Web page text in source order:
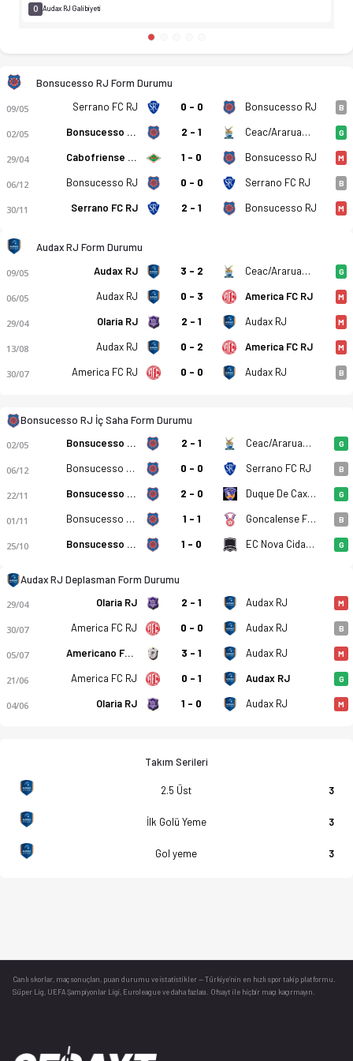
Bonsucesso RJ - Audax Rio RJ 0-1 bitti. Gol anları, kadro,
0 Audax RJ Galibiyeti
Bonsucesso RJ Form Durumu
09/05 Serrano FC RJ 0 - 0 Bonsucesso RJ B
02/05 Bonsucesso RJ 2 - 1 Ceac/Araruama FC RJ G
29/04 Cabofriense RJ 1 - 0 Bonsucesso RJ M
06/12 Bonsucesso RJ 0 - 0 Serrano FC RJ B
30/11 Serrano FC RJ 2 - 1 Bonsucesso RJ M
Audax RJ Form Durumu
09/05 Audax RJ 3 - 2 Ceac/Araruama FC RJ G
06/05 Audax RJ 0 - 3 America FC RJ M
29/04 Olaria RJ 2 - 1 Audax RJ M
13/08 Audax RJ 0 - 2 America FC RJ M
30/07 America FC RJ 0 - 0 Audax RJ B
Bonsucesso RJ İç Saha Form Durumu
02/05 Bonsucesso RJ 2 - 1 Ceac/Araruama FC RJ G
06/12 Bonsucesso RJ 0 - 0 Serrano FC RJ B
22/11 Bonsucesso RJ 2 - 0 Duque De Caxias G
01/11 Bonsucesso RJ 1 - 1 Goncalense FC RJ B
25/10 Bonsucesso RJ 1 - 0 EC Nova Cidade RJ G
Audax RJ Deplasman Form Durumu
29/04 Olaria RJ 2 - 1 Audax RJ M
30/07 America FC RJ 0 - 0 Audax RJ B
05/07 Americano FC RJ 3 - 1 Audax RJ M
21/06 America FC RJ 0 - 1 Audax RJ G
04/06 Olaria RJ 1 - 0 Audax RJ M
Takım Serileri
2.5 Üst 3
İlk Golü Yeme 3
Gol yeme 3
Canlı skorlar , maç sonuçları, puan durumu ve istatistikler — Türkiye’nin en hızlı spor takip platformu.
Süper Lig, UEFA Şampiyonlar Ligi, Euroleague ve daha fazlası. Ofsayt ile hiçbir maçı kaçırmayın.